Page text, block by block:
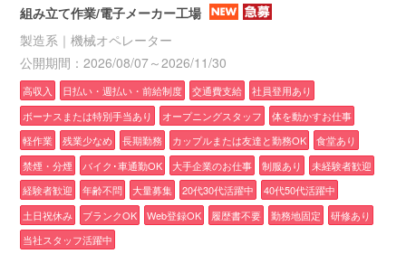
組み立て作業/電子メーカー工場
製造系｜機械オペレーター
公開期間：2026/08/07～2026/11/30
高収入 日払い・週払い・前給制度 交通費支給
社員登用あり
ボーナスまたは特別手当あり
オープニングスタッフ
体を動かすお仕事
軽作業
残業少なめ 長期勤務 カップルまたは友達と勤務OK
食堂あり
禁煙・分煙
バイク･車通勤OK 大手企業のお仕事 制服あり
未経験者歓迎
経験者歓迎
年齢不問 大量募集 20代30代活躍中
40代50代活躍中
土日祝休み
ブランクOK Web登録OK 履歴書不要 勤務地固定
研修あり
当社スタッフ活躍中